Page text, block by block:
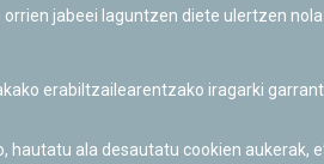
jabeei laguntzen diete ulertzen
erabiltzailearentzako iragarki
ala desautatu cookien aukerak,